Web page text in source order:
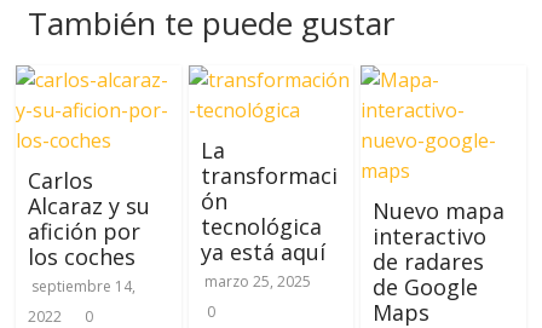
También te puede gustar
Carlos
Alcaraz y su
afición por
los coches
septiembre 14,
2022
0
La
transformaci
ón
tecnológica
ya está aquí
marzo 25, 2025
0
Nuevo mapa
interactivo
de radares
de Google
Maps